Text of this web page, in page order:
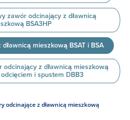
zawór odcinający z dławnicą
BSA3HP
mieszkową BSAT i BSA
odcinający z dławnicą mieszkową
i spustem DBB3
odcinające z dławnicą mieszkową